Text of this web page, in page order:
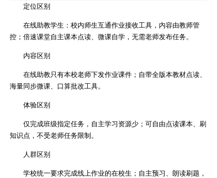
定位区别
在线助教学生：校内师生互通作业接收工具，内容由教师管
控；倍速课堂自主课本点读、微课自学，无需老师发布任务。
内容区别
在线助教只有本校老师下发作业课件；自带全版本教材点读、
海量同步微课、口算批改工具。
体验区别
仅完成班级指定任务，自主学习资源少；可自由点读课本、刷
知识点，不受老师任务限制。
人群区别
学校统一要求完成线上作业的在校生；自主预习、朗读刷题，